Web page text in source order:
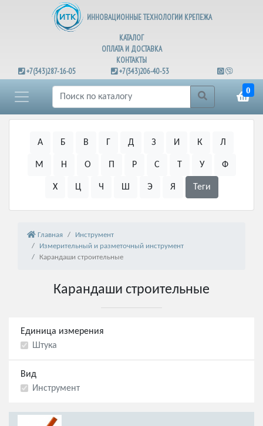
ИННОВАЦИОННЫЕ ТЕХНОЛОГИИ КРЕПЕЖА
КАТАЛОГ
ОПЛАТА И ДОСТАВКА
КОНТАКТЫ
+7(343)287-16-05
+7(343)206-40-53
0
А Б В Г Д З И К Л
М Н О П Р С Т У Ф
Х Ц Ч Ш Э Я Теги
Главная
Инструмент
Измерительный и разметочный инструмент
Карандаши строительные
Карандаши строительные
Единица измерения
Штука
Вид
Инструмент